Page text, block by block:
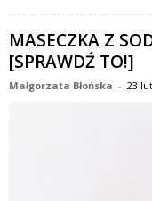
MASECZKA Z
[SPRAWDŹ TO!]
Małgorzata Błońska - 23